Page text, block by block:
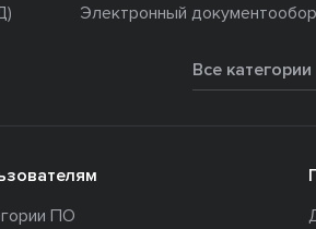
Электронный
Все категории
ПО